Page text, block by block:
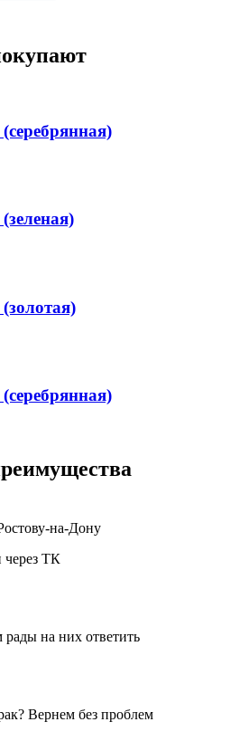
на-Дону
через ТК
на них ответить
Вернем без проблем